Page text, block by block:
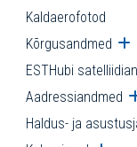
Kaldaerofotod
Kõrgusandmed
ESTHubi
Aadressiandmed
Haldus- ja